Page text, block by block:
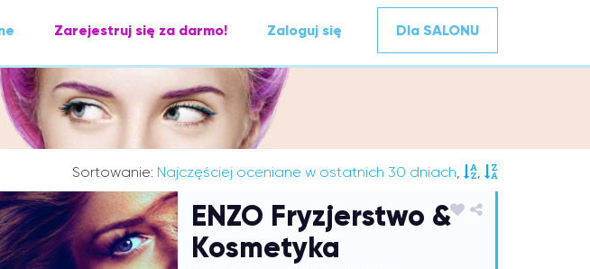
Zarejestruj się za darmo! Zaloguj się Dla SALONU
Sortowanie: Najczęściej oceniane w ostatnich 30 dniach, ,
ENZO Fryzjerstwo &
Kosmetyka